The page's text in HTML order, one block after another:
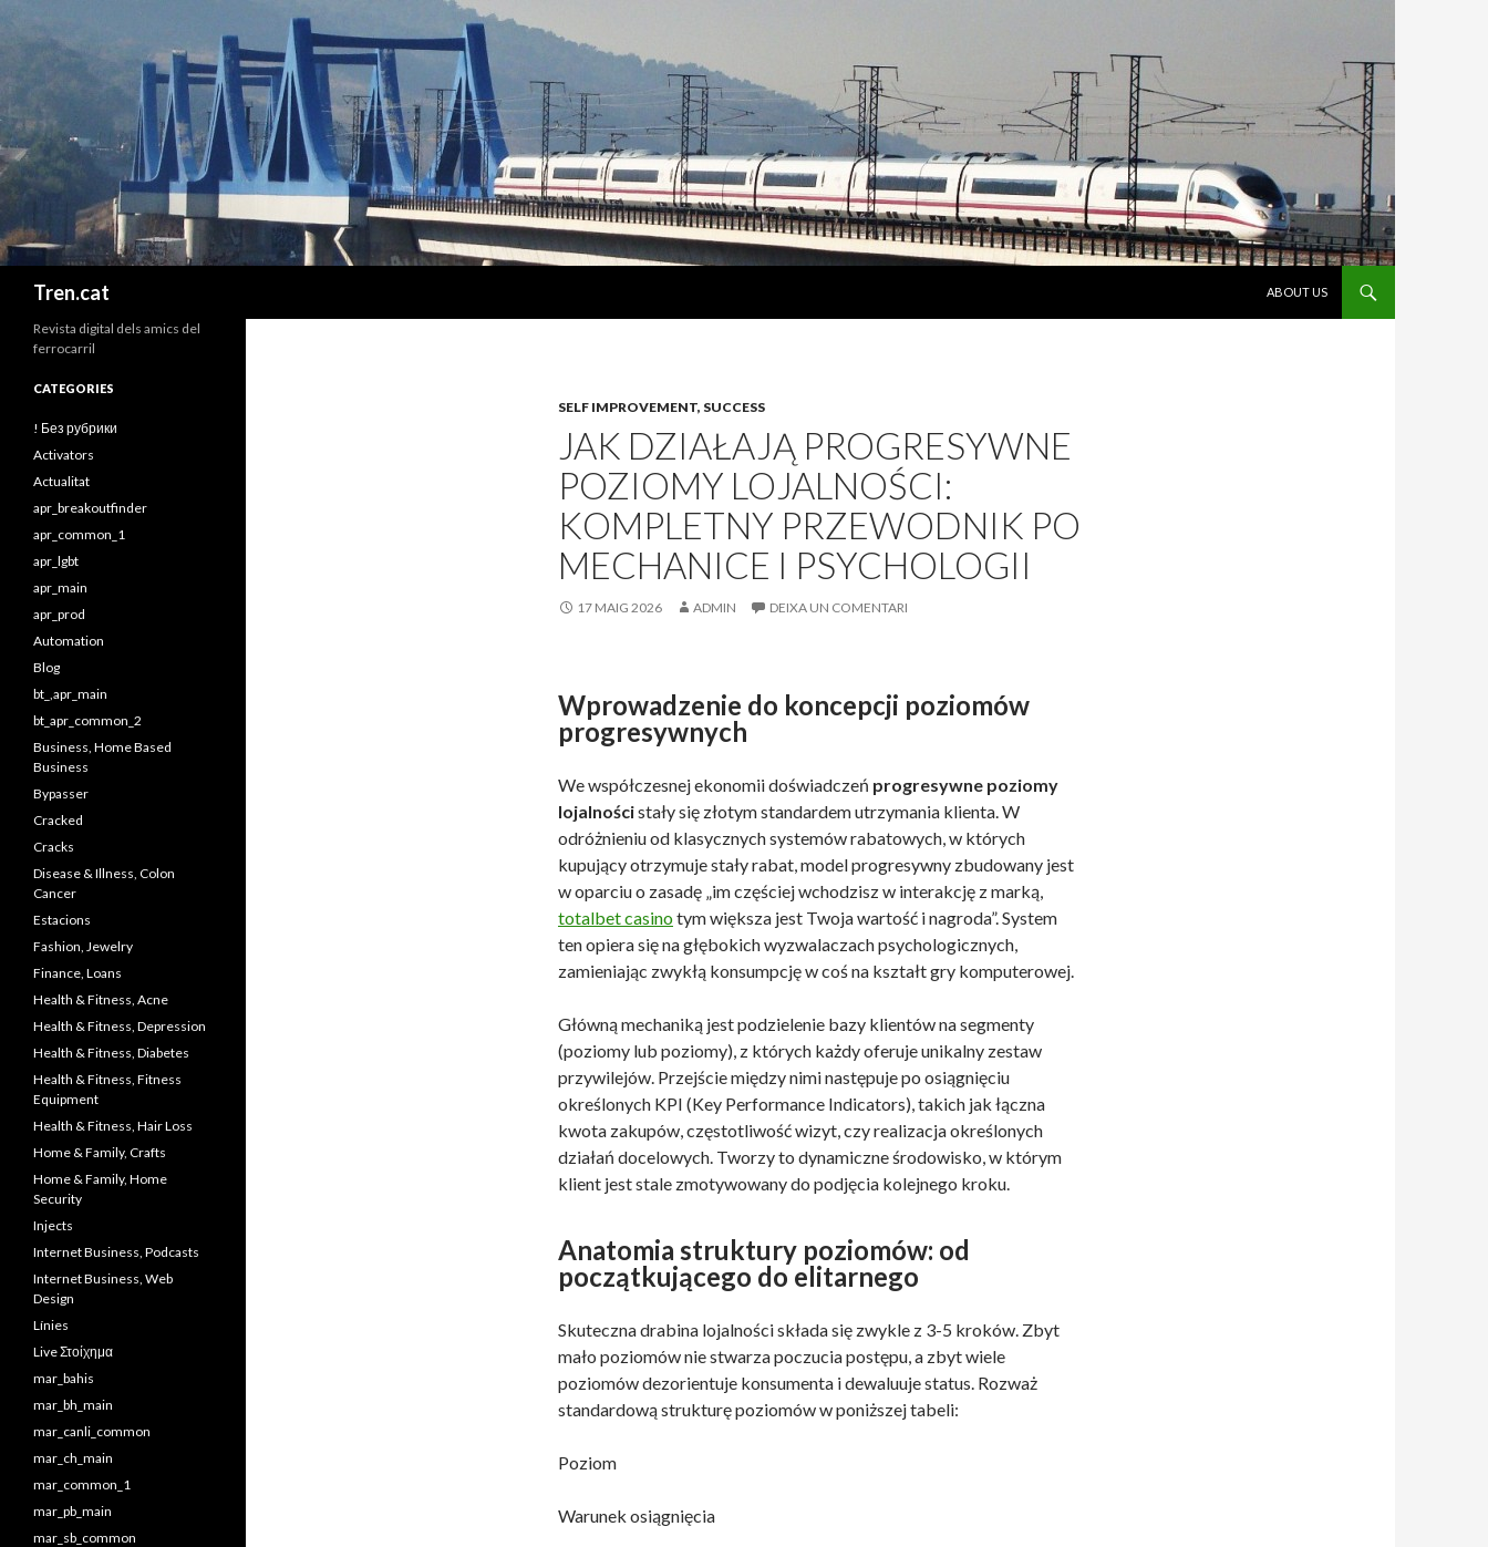
Tren.cat
ABOUT US
SELF IMPROVEMENT, SUCCESS
JAK DZIAŁAJĄ PROGRESYWNE
POZIOMY LOJALNOŚCI:
KOMPLETNY PRZEWODNIK PO
MECHANICE I PSYCHOLOGII
17 MAIG 2026 ADMIN DEIXA UN COMENTARI
Wprowadzenie do koncepcji poziomów
progresywnych
We współczesnej ekonomii doświadczeń progresywne poziomy
lojalnościstały się złotym standardem utrzymania klienta. W
odróżnieniu od klasycznych systemów rabatowych, w których
kupujący otrzymuje stały rabat, model progresywny zbudowany jest
w oparciu o zasadę „im częściej wchodzisz w interakcję z marką,
totalbet casinotym większa jest Twoja wartość i nagroda”. System
ten opiera się na głębokich wyzwalaczach psychologicznych,
zamieniając zwykłą konsumpcję w coś na kształt gry komputerowej.
Główną mechaniką jest podzielenie bazy klientów na segmenty
(poziomy lub poziomy), z których każdy oferuje unikalny zestaw
przywilejów. Przejście między nimi następuje po osiągnięciu
określonych KPI (Key Performance Indicators), takich jak łączna
kwota zakupów, częstotliwość wizyt, czy realizacja określonych
działań docelowych. Tworzy to dynamiczne środowisko, w którym
klient jest stale zmotywowany do podjęcia kolejnego kroku.
Anatomia struktury poziomów: od
początkującego do elitarnego
Skuteczna drabina lojalności składa się zwykle z 3-5 kroków. Zbyt
mało poziomów nie stwarza poczucia postępu, a zbyt wiele
poziomów dezorientuje konsumenta i dewaluuje status. Rozważ
standardową strukturę poziomów w poniższej tabeli:
Poziom
Warunek osiągnięcia
Revista digital dels amics del
ferrocarril
CATEGORIES
! Без рубрики
Activators
Actualitat
apr_breakoutfinder
apr_common_1
apr_lgbt
apr_main
apr_prod
Automation
Blog
bt_,apr_main
bt_apr_common_2
Business, Home Based
Business
Bypasser
Cracked
Cracks
Disease & Illness, Colon
Cancer
Estacions
Fashion, Jewelry
Finance, Loans
Health & Fitness, Acne
Health & Fitness, Depression
Health & Fitness, Diabetes
Health & Fitness, Fitness
Equipment
Health & Fitness, Hair Loss
Home & Family, Crafts
Home & Family, Home
Security
Injects
Internet Business, Podcasts
Internet Business, Web
Design
Línies
Live Στοίχημα
mar_bahis
mar_bh_main
mar_canli_common
mar_ch_main
mar_common_1
mar_pb_main
mar_sb_common